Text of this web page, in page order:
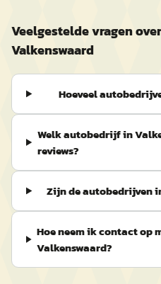
Veelgestelde vragen
Valkenswaard
Hoeveel
Welk autobedrijf in
reviews?
Zijn de autobedrijven
Hoe neem ik contact op
Valkenswaard?